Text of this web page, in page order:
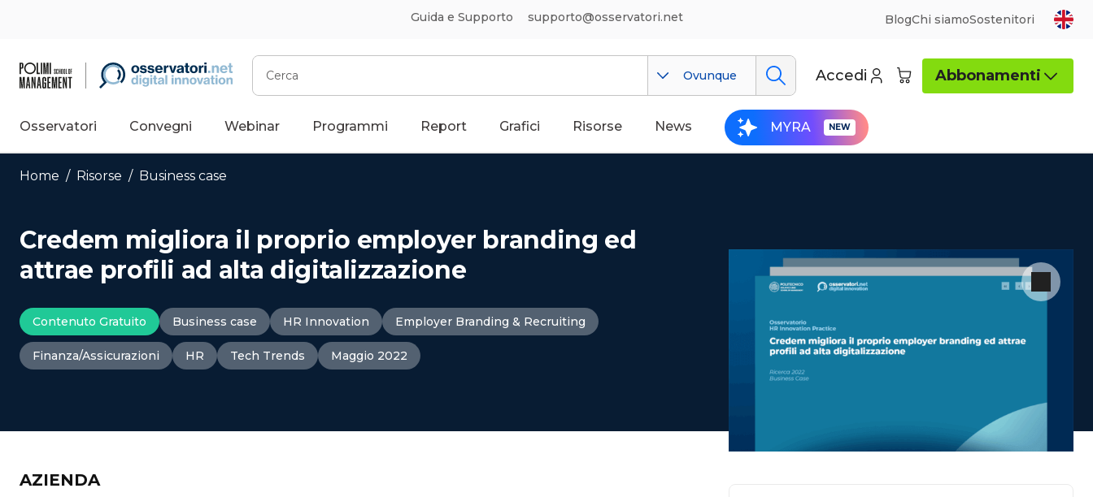
Guida e Supporto supporto@osservatori.net BlogChi siamoSostenitori
Cerca
Ovunque Accedi Abbonamenti
Osservatori Convegni Webinar Programmi Report Grafici Risorse News MYRA
Home / Risorse / Business case
Credem migliora il proprio employer branding ed
attrae profili ad alta digitalizzazione
Contenuto Gratuito Business case HR Innovation Employer Branding & Recruiting
Finanza/Assicurazioni HR Tech Trends Maggio 2022
AZIENDA